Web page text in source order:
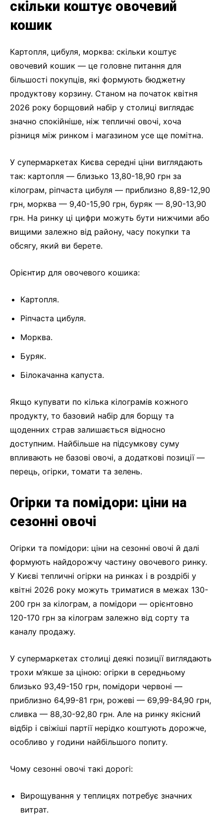
скільки коштує овочевий
кошик
Картопля, цибуля, морква: скільки коштує
овочевий кошик — це головне питання для
більшості покупців, які формують бюджетну
продуктову корзину. Станом на початок квітня
2026 року борщовий набір у столиці виглядає
значно спокійніше, ніж тепличні овочі, хоча
різниця між ринком і магазином усе ще помітна.
У супермаркетах Києва середні ціни виглядають
так: картопля — близько 13,80-18,90 грн за
кілограм, ріпчаста цибуля — приблизно 8,89-12,90
грн, морква — 9,40-15,90 грн, буряк — 8,90-13,90
грн. На ринку ці цифри можуть бути нижчими або
вищими залежно від району, часу покупки та
обсягу, який ви берете.
Орієнтир для овочевого кошика:
Картопля.
Ріпчаста цибуля.
Морква.
Буряк.
Білокачанна капуста.
Якщо купувати по кілька кілограмів кожного
продукту, то базовий набір для борщу та
щоденних страв залишається відносно
доступним. Найбільше на підсумкову суму
впливають не базові овочі, а додаткові позиції —
перець, огірки, томати та зелень.
Огірки та помідори: ціни на
сезонні овочі
Огірки та помідори: ціни на сезонні овочі й далі
формують найдорожчу частину овочевого ринку.
У Києві тепличні огірки на ринках і в роздрібі у
квітні 2026 року можуть триматися в межах 130-
200 грн за кілограм, а помідори — орієнтовно
120-170 грн за кілограм залежно від сорту та
каналу продажу.
У супермаркетах столиці деякі позиції виглядають
трохи м’якше за ціною: огірки в середньому
близько 93,49-150 грн, помідори червоні —
приблизно 64,99-81 грн, рожеві — 69,99-84,90 грн,
сливка — 88,30-92,80 грн. Але на ринку якісний
відбір і свіжіші партії нерідко коштують дорожче,
особливо у години найбільшого попиту.
Чому сезонні овочі такі дорогі:
Вирощування у теплицях потребує значних
витрат.